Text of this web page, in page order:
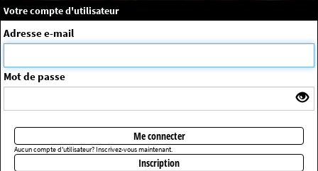
Message système
La séance choisie n'a pas été trouvée
Votre compte d'utilisateur
Adresse e-mail
Mot de passe
Me connecter
Aucun compte d'utilisateur? Inscrivez-vous maintenant.
Inscription